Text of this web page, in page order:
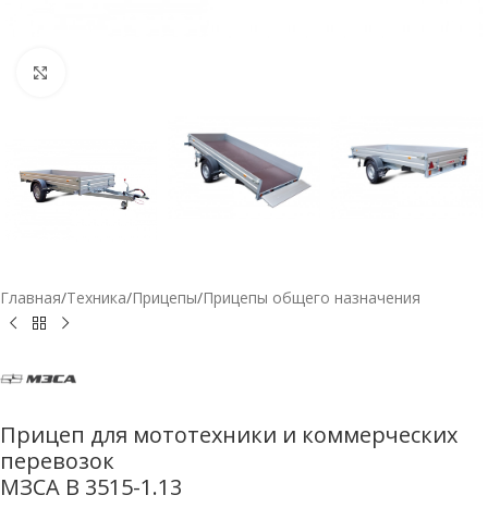
Главная/Техника/Прицепы/Прицепы общего назначения
Прицеп для мототехники и коммерческих
перевозок
МЗСА B 3515-1.13